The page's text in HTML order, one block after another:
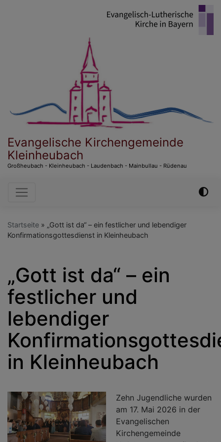
Evangelische Kirchengemeinde
Kleinheubach
Großheubach - Kleinheubach - Laudenbach - Mainbullau - Rüdenau
Hauptnavigation
Startseite
„Gott ist da“ – ein festlicher und lebendiger
Konfirmationsgottesdienst in Kleinheubach
„Gott ist da“ – ein
festlicher und
lebendiger
in Kleinheubach
Zehn Jugendliche wurden
am 17. Mai 2026 in der
Evangelischen
Kirchengemeinde